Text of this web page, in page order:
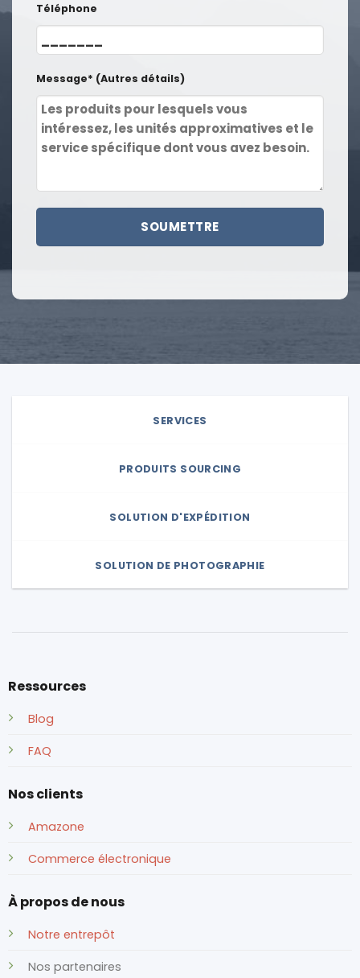
Téléphone
Message* (Autres détails)
SERVICES
PRODUITS SOURCING
SOLUTION D'EXPÉDITION
SOLUTION DE PHOTOGRAPHIE
Ressources
Blog
FAQ
Nos clients
Amazone
Commerce électronique
À propos de nous
Notre entrepôt
Nos partenaires